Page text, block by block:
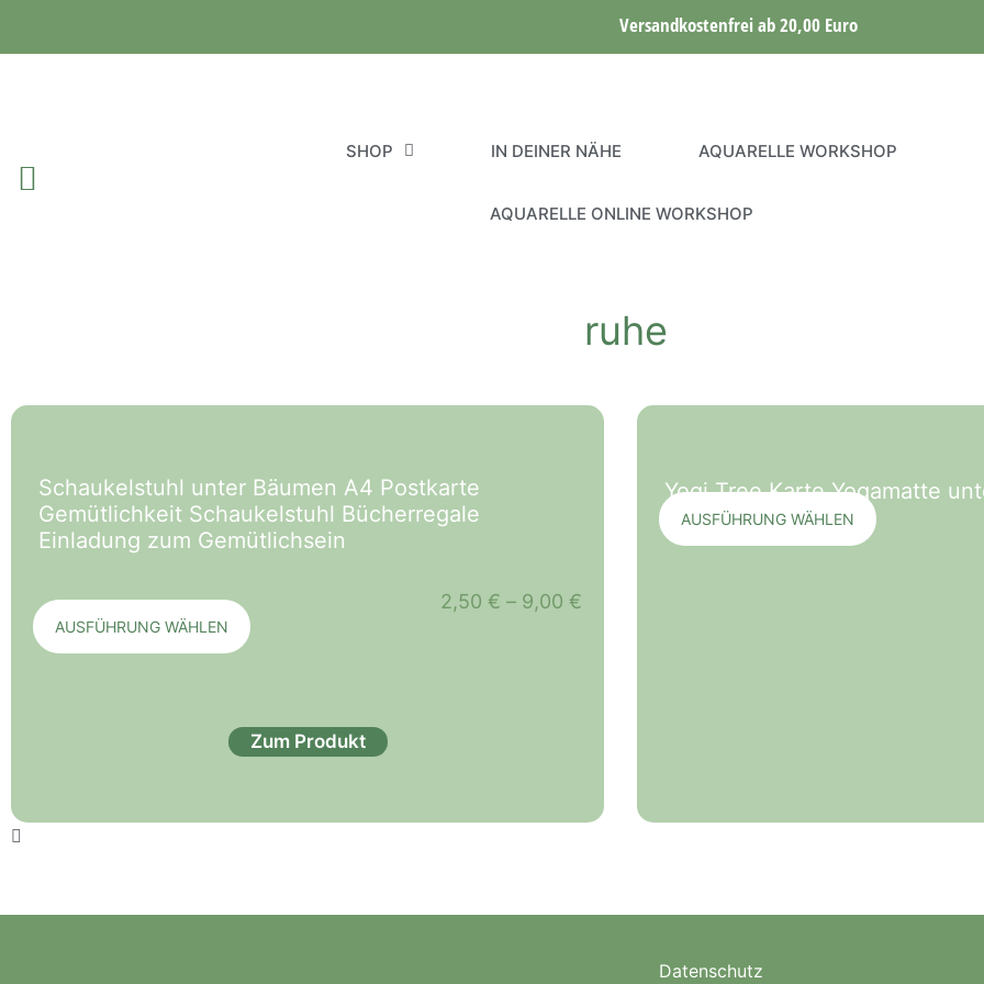
Versandkostenfrei ab 20,00 Euro
SHOP IN DEINER NÄHE AQUARELLE WORKSHOP
AQUARELLE ONLINE WORKSHOP
ruhe
Schaukelstuhl unter Bäumen A4 Postkarte
Gemütlichkeit Schaukelstuhl Bücherregale
Einladung zum Gemütlichsein
2,50 € – 9,00 €
AUSFÜHRUNG WÄHLEN
Zum Produkt
Yogi Tree Karte Yogamatte
AUSFÜHRUNG WÄHLEN
Datenschutz